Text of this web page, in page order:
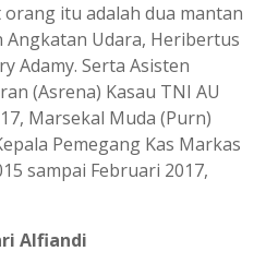
itu adalah dua mantan
Angkatan Udara, Heribertus
Adamy. Serta Asisten
(Asrena) Kasau TNI AU
Marsekal Muda (Purn)
Pemegang Kas Markas
sampai Februari 2017,
Alfiandi